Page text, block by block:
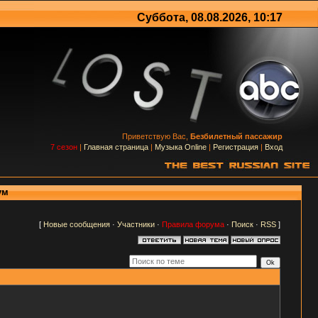
Суббота, 08.08.2026, 10:17
Приветствую Вас, Безбилетный пассажир
7 сезон | Главная страница | Музыка Online | Регистрация | Вход
[ Новые сообщения· Участники· Правила форума· Поиск· RSS]